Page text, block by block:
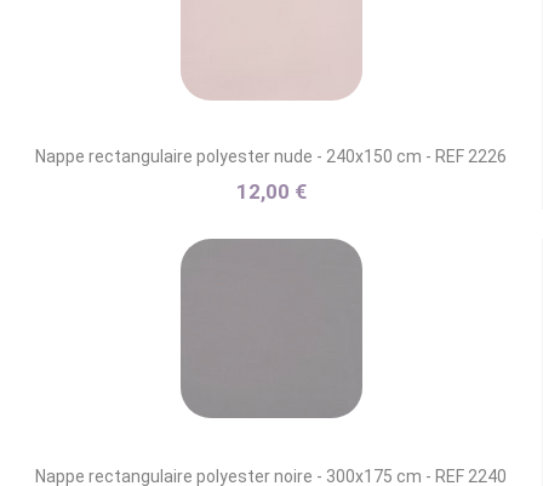
Nappe rectangulaire polyester nude - 240x150 cm - REF 2226
12,00 €
Nappe rectangulaire polyester noire - 300x175 cm - REF 2240